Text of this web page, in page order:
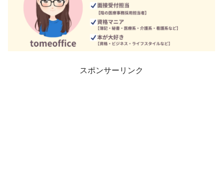
スポンサーリンク